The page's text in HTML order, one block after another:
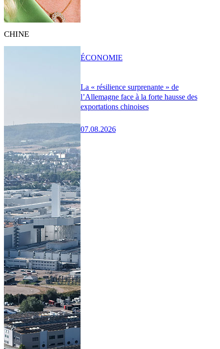
CHINE
La « résilience surprenante » de
l’Allemagne face à la forte hausse des
exportations chinoises
07.08.2026
ÉCONOMIE